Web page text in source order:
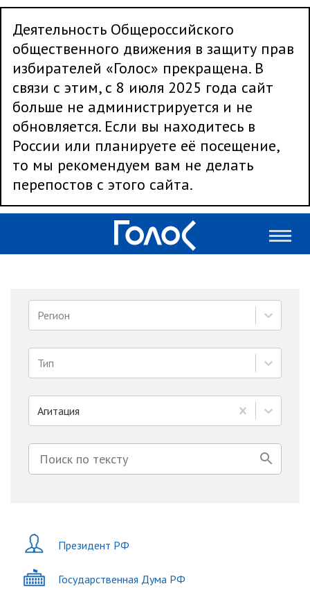
Деятельность Общероссийского
общественного движения в защиту прав
избирателей «Голос» прекращена. В
связи с этим, с 8 июля 2025 года сайт
больше не администрируется и не
обновляется. Если вы находитесь в
России или планируете её посещение,
то мы рекомендуем вам не делать
перепостов с этого сайта.
Регион
Тип
Агитация
Президент РФ
Государственная Дума РФ